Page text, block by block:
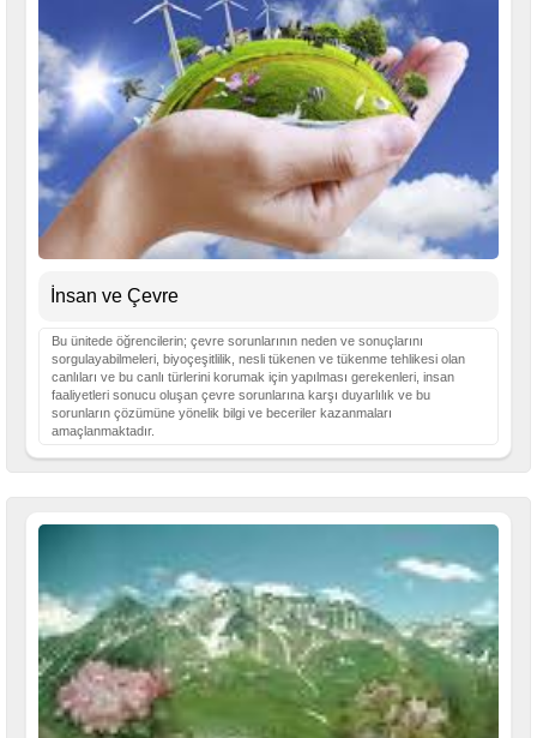
İnsan ve Çevre
Bu ünitede öğrencilerin; çevre sorunlarının neden ve sonuçlarını
sorgulayabilmeleri, biyoçeşitlilik, nesli tükenen ve tükenme tehlikesi olan
canlıları ve bu canlı türlerini korumak için yapılması gerekenleri, insan
faaliyetleri sonucu oluşan çevre sorunlarına karşı duyarlılık ve bu
sorunların çözümüne yönelik bilgi ve beceriler kazanmaları
amaçlanmaktadır.